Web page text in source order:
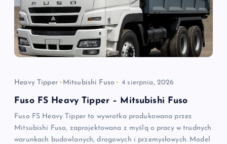
Heavy Tipper Mitsubishi Fuso 4 sierpnia, 2026
Fuso FS Heavy Tipper – Mitsubishi Fuso
Fuso FS Heavy Tipper to wywrotka produkowana przez
Mitsubishi Fuso, zaprojektowana z myślą o pracy w trudnych
warunkach budowlanych, drogowych i przemysłowych. Model